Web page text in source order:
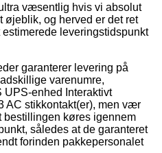
væsentlig hvis vi absolut
øjeblik, og herved er det ret
leveringstidspunkt
garanterer levering på
varenumre,
enhed Interaktivt
AC stikkontakt(er), men vær
bestillingen køres igennem
således at de garanteret
forinden pakkepersonalet